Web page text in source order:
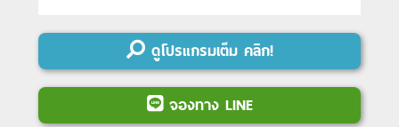
Fortress)ㆍมิสเคต้า (Mtskheta)ㆍโบสถ์ส
เวทิชโคเวลิ (Svetitskhoveli Cathedral)ㆍ
อารามชวารี (Jvari Monastery)ㆍทบิลิซี
(Tbilisi)ㆍซิกนากิ (Sighnaghi)ㆍสำนัก
ดูโปรแกรมเต็ม คลิก!
จองทาง LINE